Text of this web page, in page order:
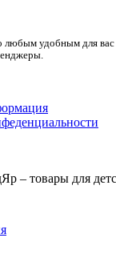
любым удобным для
– товары для